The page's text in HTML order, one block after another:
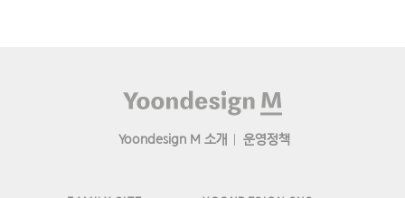
Yoondesign M 소개 운영정책